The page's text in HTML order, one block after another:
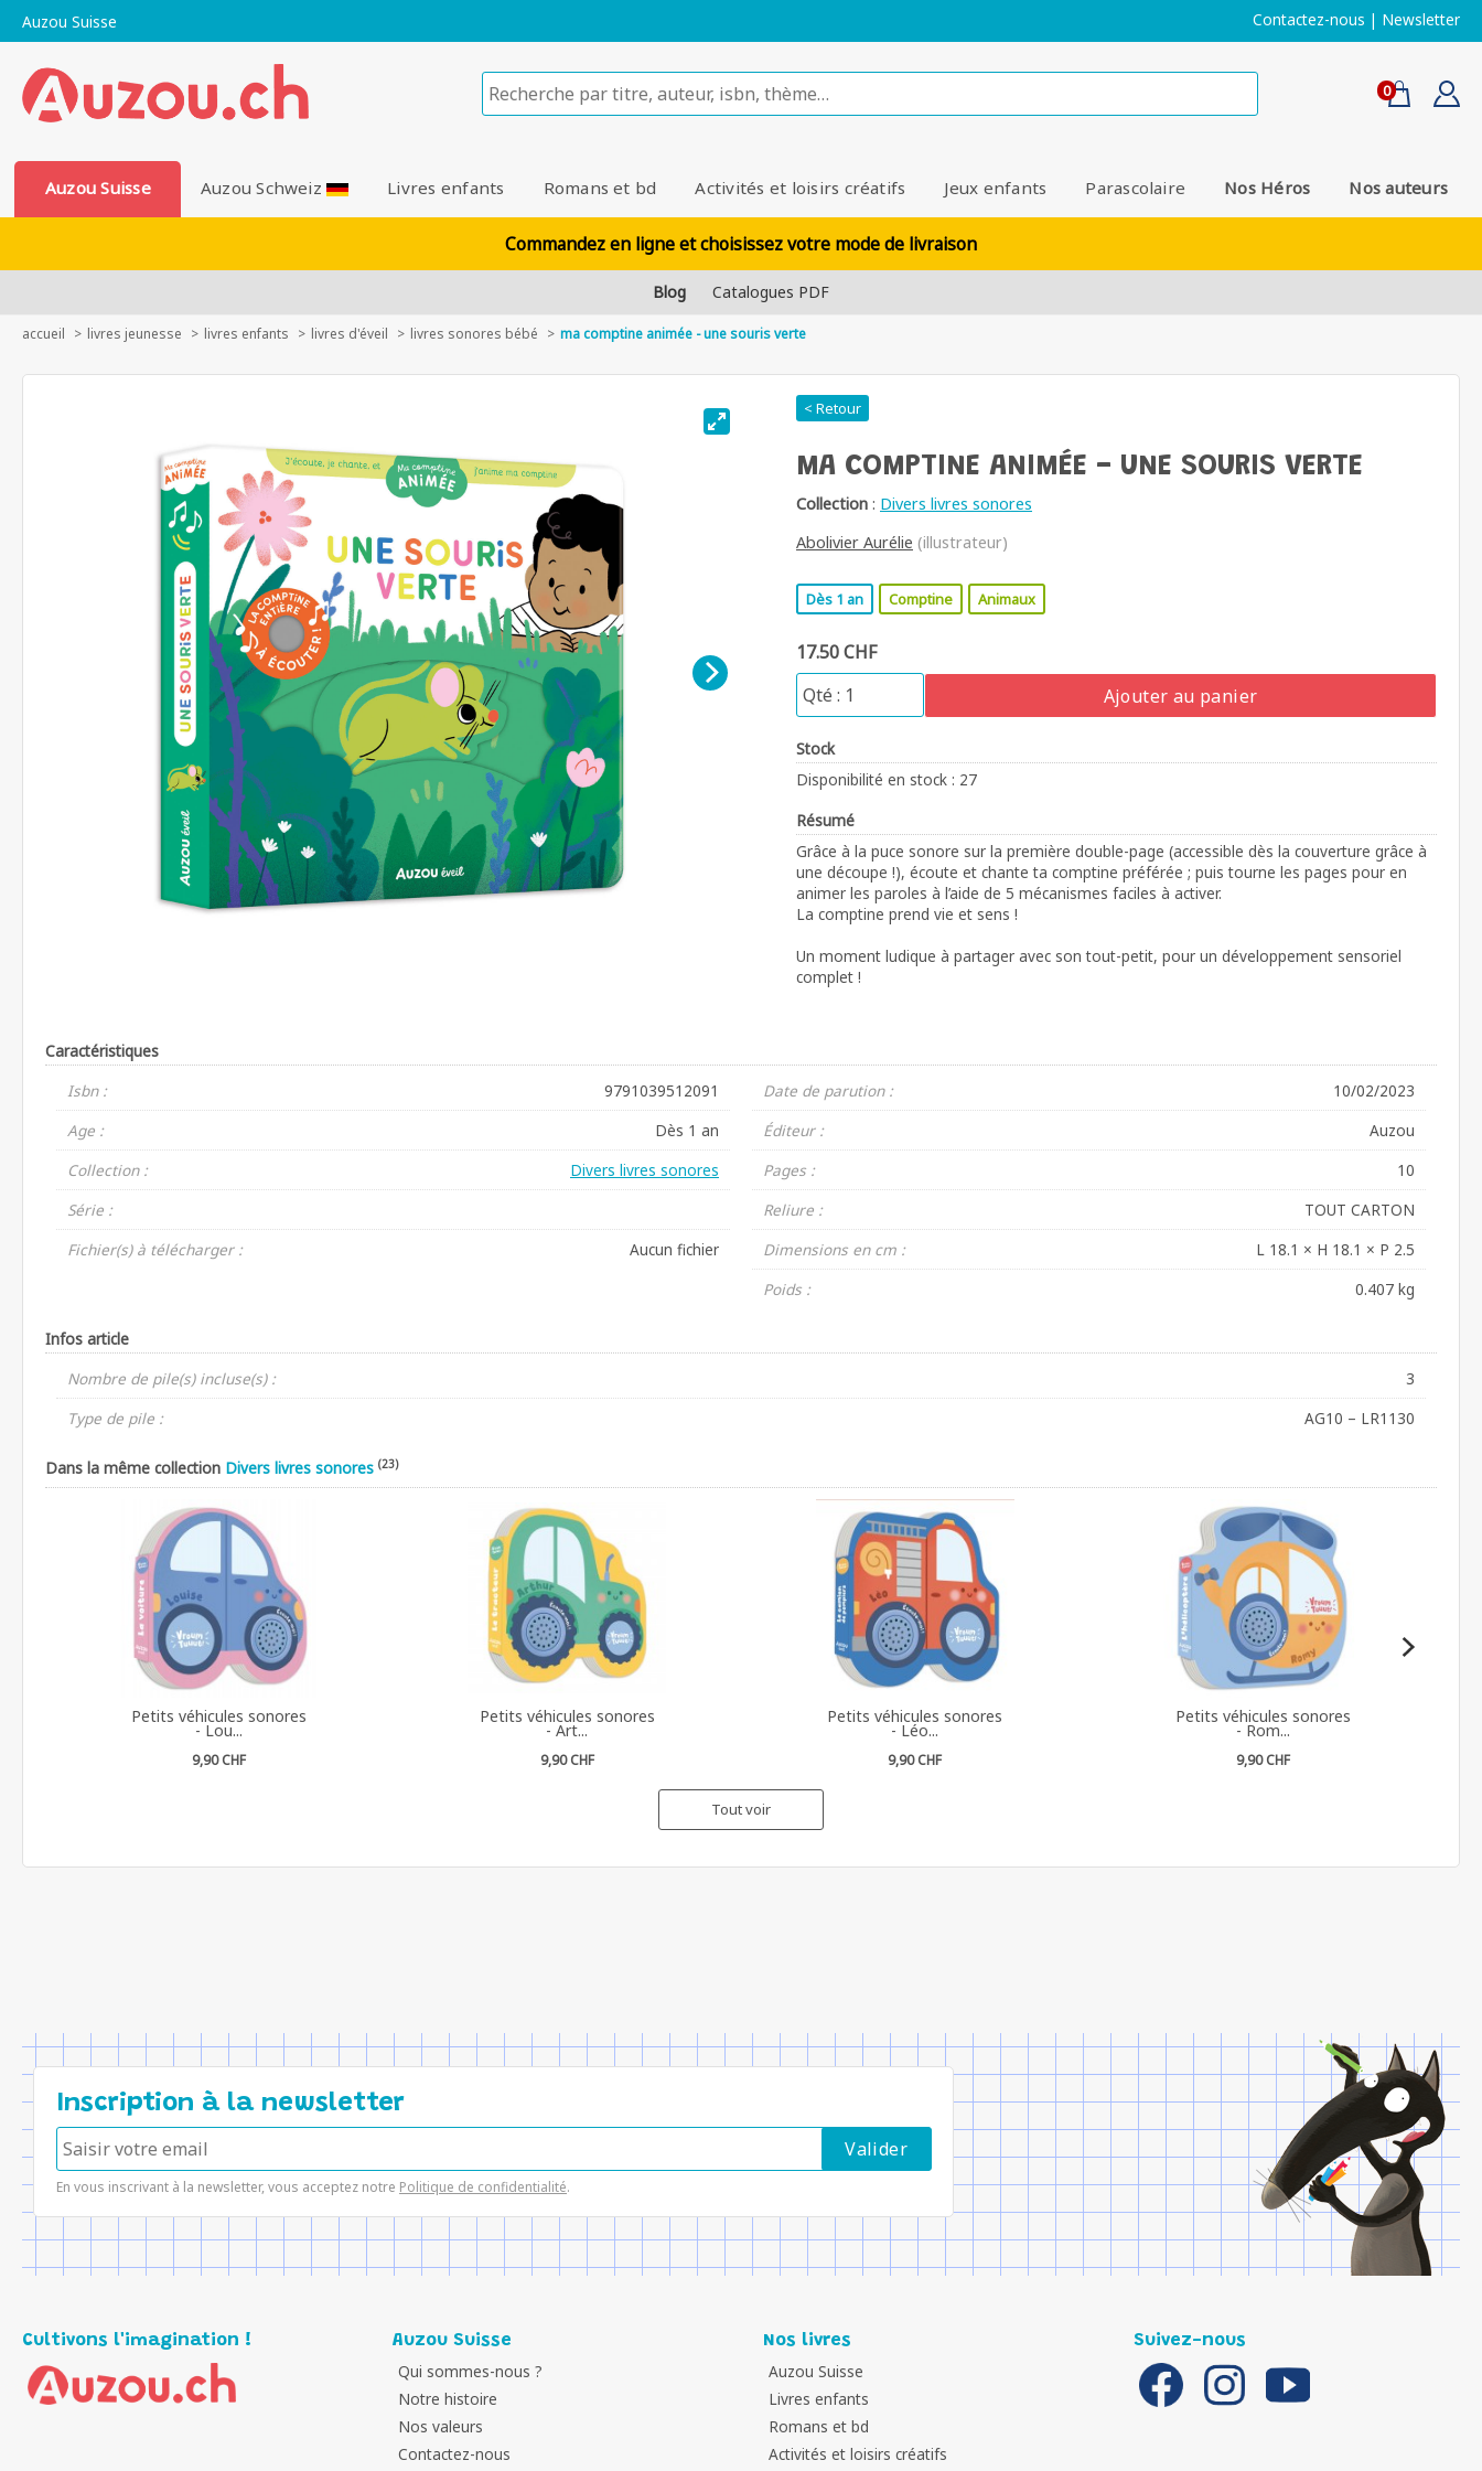
Auzou Suisse Contactez-nous | Newsletter
0
Auzou Suisse Auzou Schweiz Livres enfants Romans et bd Activités et loisirs créatifs Jeux enfants Parascolaire Nos Héros Nos auteurs
Commandez en ligne et choisissez votre mode de livraison
Blog Catalogues PDF
accueil livres jeunesse livres enfants livres d'éveil livres sonores bébé ma comptine animée - une souris verte
< Retour
MA COMPTINE ANIMÉE - UNE SOURIS VERTE
Collection : Divers livres sonores
Abolivier Aurélie (illustrateur)
Dès 1 an Comptine Animaux
17.50 CHF
Ajouter au panier
Stock
Disponibilité en stock : 27
Résumé
Grâce à la puce sonore sur la première double-page (accessible dès la couverture grâce à
une découpe !), écoute et chante ta comptine préférée ; puis tourne les pages pour en
animer les paroles à l’aide de 5 mécanismes faciles à activer.
La comptine prend vie et sens !
Un moment ludique à partager avec son tout-petit, pour un développement sensoriel
complet !
Caractéristiques
Isbn :
9791039512091
Age :
Dès 1 an
Collection :
Divers livres sonores
Série :
Fichier(s) à télécharger :
Aucun fichier
Date de parution :
10/02/2023
Éditeur :
Auzou
Pages :
10
Reliure :
TOUT CARTON
Dimensions en cm :
L 18.1 × H 18.1 × P 2.5
Poids :
0.407 kg
Infos article
Nombre de pile(s) incluse(s) :
3
Type de pile :
AG10 – LR1130
Dans la même collection Divers livres sonores (23)
Petits véhicules sonores
- Lou...
9,90 CHF
Petits véhicules sonores
- Art...
9,90 CHF
Petits véhicules sonores
- Léo...
9,90 CHF
Petits véhicules sonores
- Rom...
9,90 CHF
Tout voir
Inscription à la newsletter
En vous inscrivant à la newsletter, vous acceptez notre Politique de confidentialité.
Cultivons l'imagination ! Auzou Suisse
Qui sommes-nous ?
Notre histoire
Nos valeurs
Contactez-nous
Nos livres
Auzou Suisse
Livres enfants
Romans et bd
Activités et loisirs créatifs
Suivez-nous